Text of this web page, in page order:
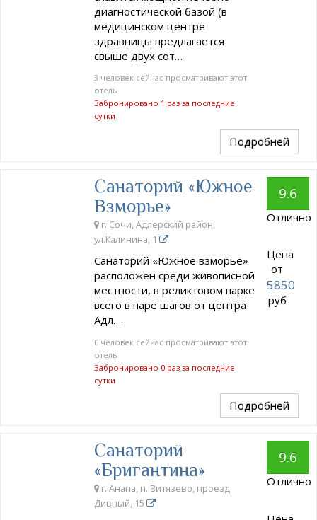
диагностической базой (в
медицинском центре
здравницы предлагается
свыше двух сот…
3 человек сейчас просматривают этот
отель
Забронировано 1 раз за последние
сутки
Подробней
Санаторий «Южное
Взморье»
г. Сочи, Адлерский район,
ул.Калинина, 1
Санаторий «Южное взморье»
расположен среди живописной
местности, в реликтовом парке
всего в паре шагов от центра
Адл…
0 человек сейчас просматривают этот
отель
Забронировано 0 раз за последние
сутки
9.6
Отлично
Цена
от
5850
руб
Подробней
Санаторий
«Бригантина»
г. Анапа, п. Витязево, проезд
Дивный, 15
9.6
Отлично